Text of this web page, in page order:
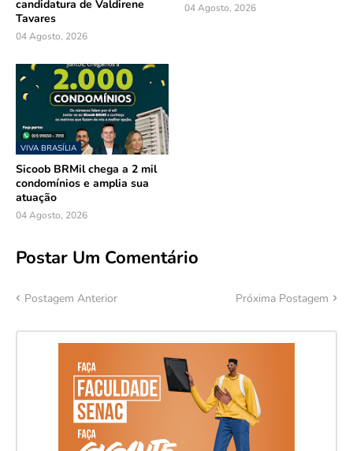
candidatura de Valdirene
Tavares
04 Agosto, 2026
04 Agosto, 2026
VIVA BRASÍLIA
Sicoob BRMil chega a 2 mil
condomínios e amplia sua
atuação
04 Agosto, 2026
Postar Um Comentário
Postagem Anterior Próxima Postagem